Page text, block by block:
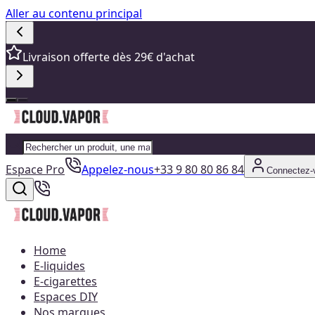
Aller au contenu principal
Livraison offerte dès 29€ d'achat
Espace Pro Appelez-nous+33 9 80 80 86 84 Connectez-
Home
E-liquides
E-cigarettes
Espaces DIY